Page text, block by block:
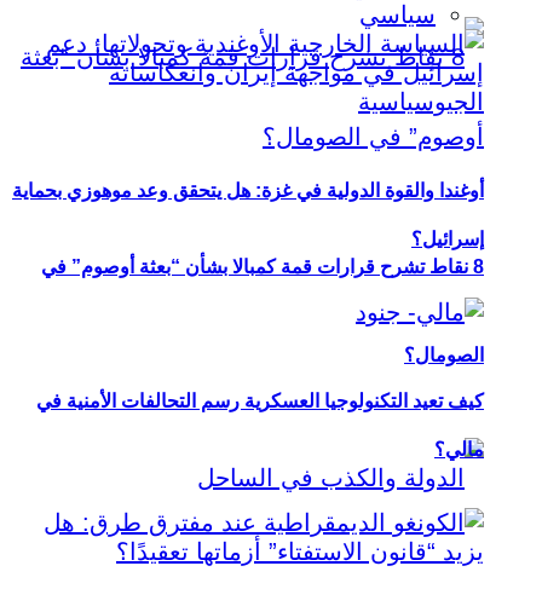
8 نقاط تشرح قرارات قمة كمبالا بشأن “بعثة أوصوم” في
الصومال؟
سياسي
أوغندا والقوة الدولية في غزة: هل يتحقق وعد موهوزي بحماية
إسرائيل؟
كيف تعيد التكنولوجيا العسكرية رسم التحالفات الأمنية في
مالي؟